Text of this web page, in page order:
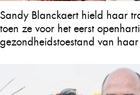
Sandy Blanckaert hield haar
toen ze voor het eerst
gezondheidstoestand van